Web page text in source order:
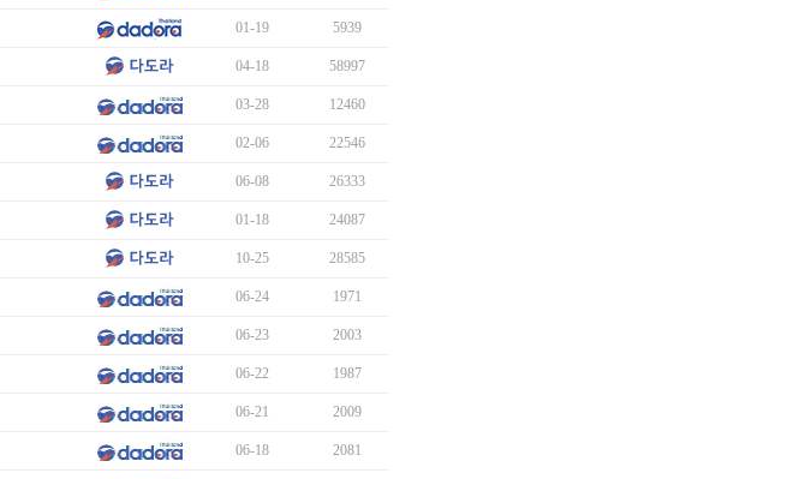
01-19 5939
04-18 58997
03-28 12460
02-06 22546
06-08 26333
01-18 24087
10-25 28585
06-24 1971
06-23 2003
06-22 1987
06-21 2009
06-18 2081